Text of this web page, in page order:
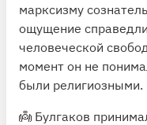
марксизму
ощущение
человеческой
момент он не
были религиозными.
👼 Булгаков